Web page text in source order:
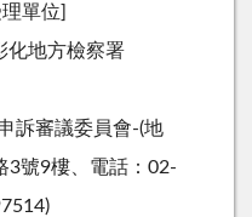
單位]
化地方檢察署
訴審議委員會-(地
3號9樓、電話：02-